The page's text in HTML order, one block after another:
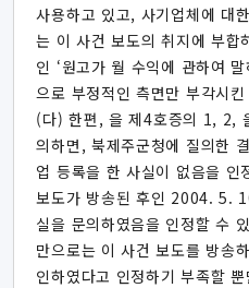
사용하고 있고, 사기업체에 대
는 이 사건 보도의 취지에 부합
인 ‘원고가 월 수익에 관하여
으로 부정적인 측면만 부각시
(다) 한편, 을 제4호증의 1, 2,
의하면, 북제주군청에 질의한
업 등록을 한 사실이 없음을 인
보도가 방송된 후인 2004. 5.
실을 문의하였음을 인정할 수
만으로는 이 사건 보도를 방송
인하였다고 인정하기 부족할